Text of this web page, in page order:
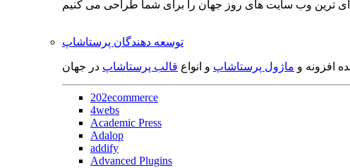
توسعه دهندگان پرستاشاپ
افزونه و ماژول پرستاشاپ و انواع قالب پرستاشاپ در جهان
202ecommerce
4webs
Academic Press
Adalop
addify
Advanced Plugins